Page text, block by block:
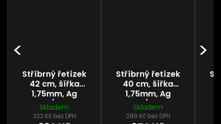
Stříbrný řetízek
42 cm, šířka
1,75mm, Ag
925/1000
Skladem
322 Kč bez DPH
Stříbrný řetízek
40 cm, šířka
1,75mm, Ag
925/1000
Skladem
289 Kč bez DPH